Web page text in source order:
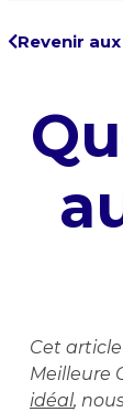
Revenir
Cet
Meilleure
idéal,